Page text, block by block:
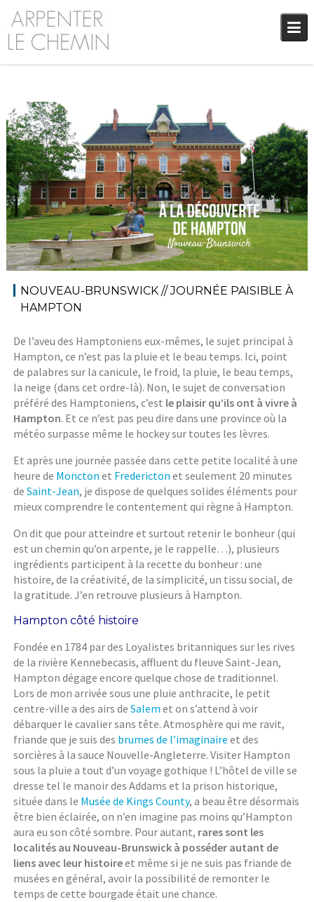
Skip
content
20 juillet 2018 Audrey Amérique du Nord
Amériques ,Blog
NOUVEAU-BRUNSWICK // JOURNÉE PAISIBLE À
HAMPTON
De l’aveu des Hamptoniens eux-mêmes, le sujet principal à
Hampton, ce n’est pas la pluie et le beau temps. Ici, point
de palabres sur la canicule, le froid, la pluie, le beau temps,
la neige (dans cet ordre-là). Non, le sujet de conversation
préféré des Hamptoniens, c’est le plaisir qu’ils ont à vivre à
Hampton. Et ce n’est pas peu dire dans une province où la
météo surpasse même le hockey sur toutes les lèvres.
Et après une journée passée dans cette petite localité à une
heure de Monctonet Frederictonet seulement 20 minutes
deSaint-Jean, je dispose de quelques solides éléments pour
mieux comprendre le contentement qui règne à Hampton.
On dit que pour atteindre et surtout retenir le bonheur (qui
est un chemin qu’on arpente, je le rappelle…), plusieurs
ingrédients participent à la recette du bonheur : une
histoire, de la créativité, de la simplicité, un tissu social, de
la gratitude. J’en retrouve plusieurs à Hampton.
Hampton côté histoire
Fondée en 1784 par des Loyalistes britanniques sur les rives
de la rivière Kennebecasis, affluent du fleuve Saint-Jean,
Hampton dégage encore quelque chose de traditionnel.
Lors de mon arrivée sous une pluie anthracite, le petit
centre-ville a des airs deSalem et on s’attend à voir
débarquer le cavalier sans tête. Atmosphère qui me ravit,
friande que je suis des brumes de l’imaginaire et des
sorcières à la sauce Nouvelle-Angleterre. Visiter Hampton
sous la pluie a tout d’un voyage gothique ! L’hôtel de ville se
dresse tel le manoir des Addams et la prison historique,
située dans le Musée de Kings County, a beau être désormais
être bien éclairée, on n’en imagine pas moins qu’Hampton
aura eu son côté sombre. Pour autant, rares sont les
localités au Nouveau-Brunswick à posséder autant de
liens avec leur histoireet même si je ne suis pas friande de
musées en général, avoir la possibilité de remonter le
temps de cette bourgade était une chance.